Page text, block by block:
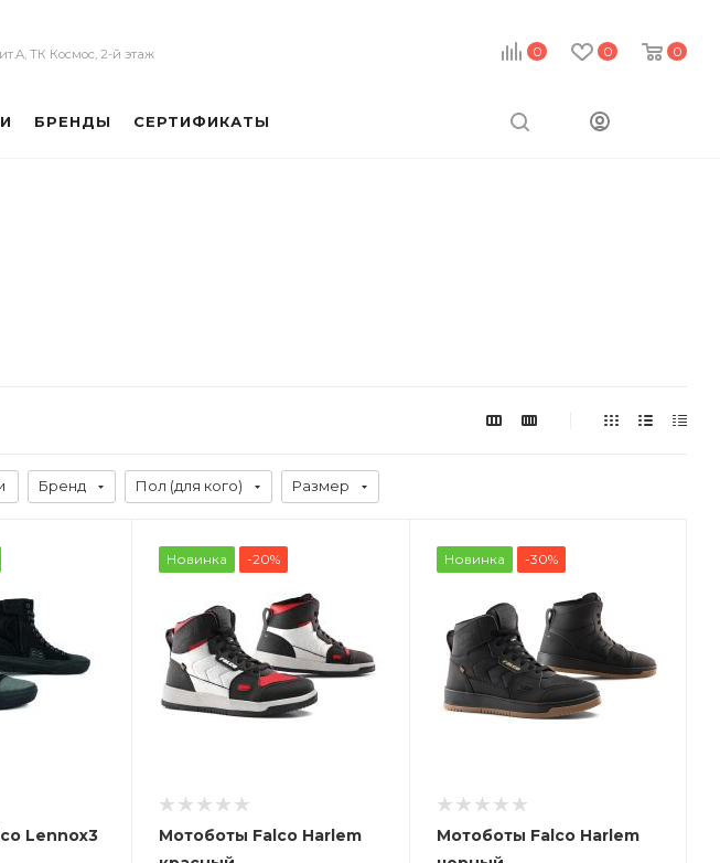
0 0 0
ТК Космос, 2-й этаж
БРЕНДЫ СЕРТИФИКАТЫ
Бренд Пол (для кого) Размер
Lennox3
Новинка -20%
Мотоботы Falco Harlem
Новинка -30%
Мотоботы Falco Harlem